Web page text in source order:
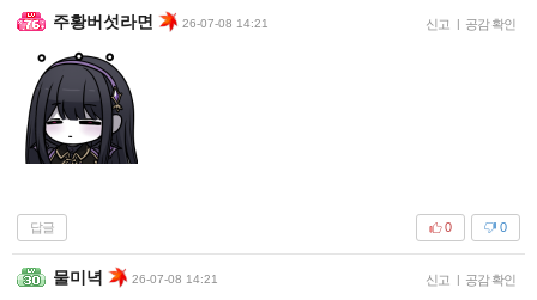
주황버섯라면 26-07-08 14:21 신고 | 공감 확인
답글 0
0
물미녁 26-07-08 14:21 신고 | 공감 확인